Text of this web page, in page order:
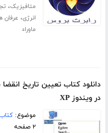
متافیزیک،
انرژی، عرفان
ماوراء
دانلود کتاب تعیین تاریخ
در ویندوز XP
موضوع:
۲ صفحه